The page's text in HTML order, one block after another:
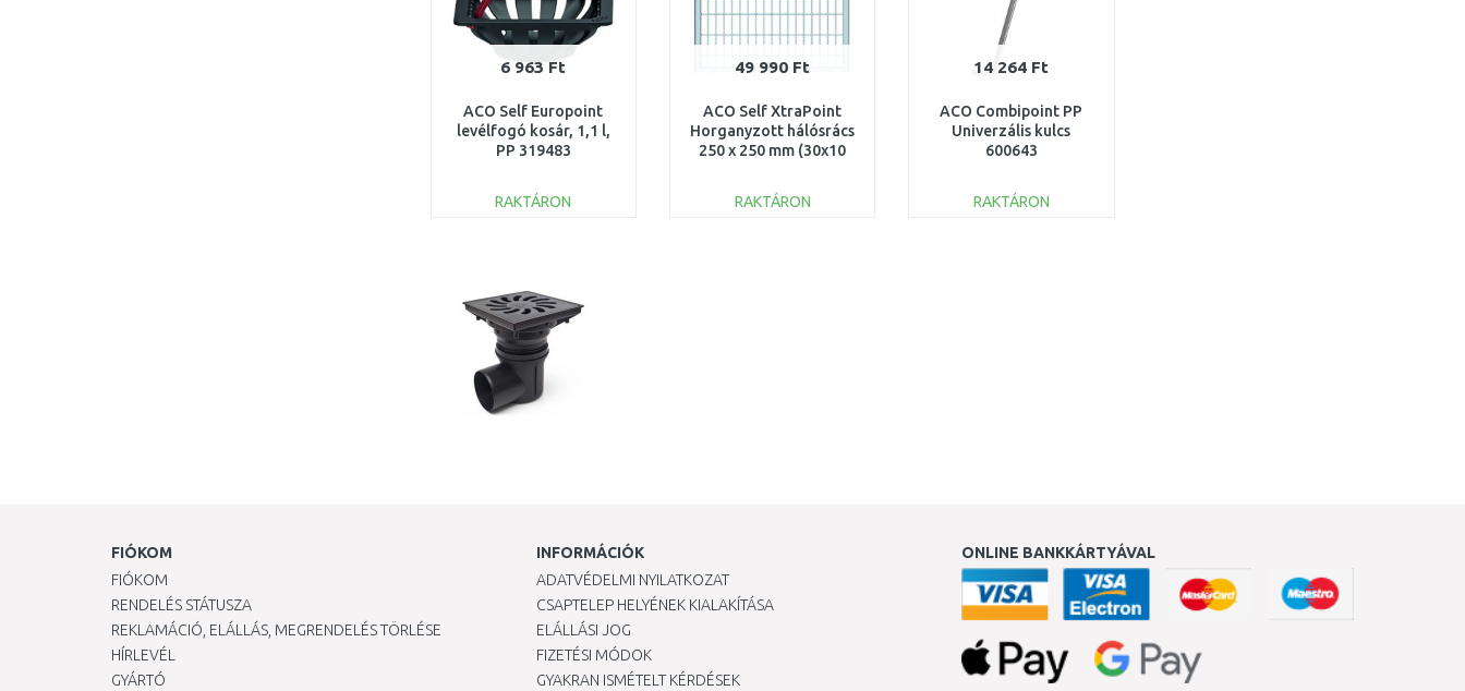
6 963 Ft
ACO Self Europoint
levélfogó kosár, 1,1 l,
PP 319483
RAKTÁRON
49 990 Ft
ACO Self XtraPoint
Horganyzott hálósrács
250 x 250 mm (30x10
RAKTÁRON
14 264 Ft
ACO Combipoint PP
Univerzális kulcs
600643
RAKTÁRON
FIÓKOM
FIÓKOM
RENDELÉS STÁTUSZA
REKLAMÁCIÓ, ELÁLLÁS, MEGRENDELÉS TÖRLÉSE
HÍRLEVÉL
GYÁRTÓ
INFORMÁCIÓK
ADATVÉDELMI NYILATKOZAT
CSAPTELEP HELYÉNEK KIALAKÍTÁSA
ELÁLLÁSI JOG
FIZETÉSI MÓDOK
GYAKRAN ISMÉTELT KÉRDÉSEK
ONLINE BANKKÁRTYÁVAL